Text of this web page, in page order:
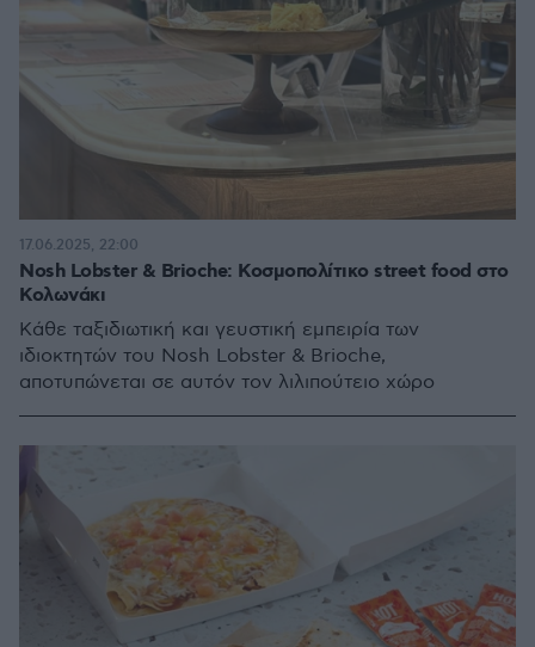
Nosh Lobster & Brioche: Κοσμοπολίτικο street food στο
Κολωνάκι
Κάθε ταξιδιωτική και γευστική εμπειρία των
ιδιοκτητών του Nosh Lobster & Brioche,
αποτυπώνεται σε αυτόν τον λιλιπούτειο χώρο
17.06.2025, 22:00